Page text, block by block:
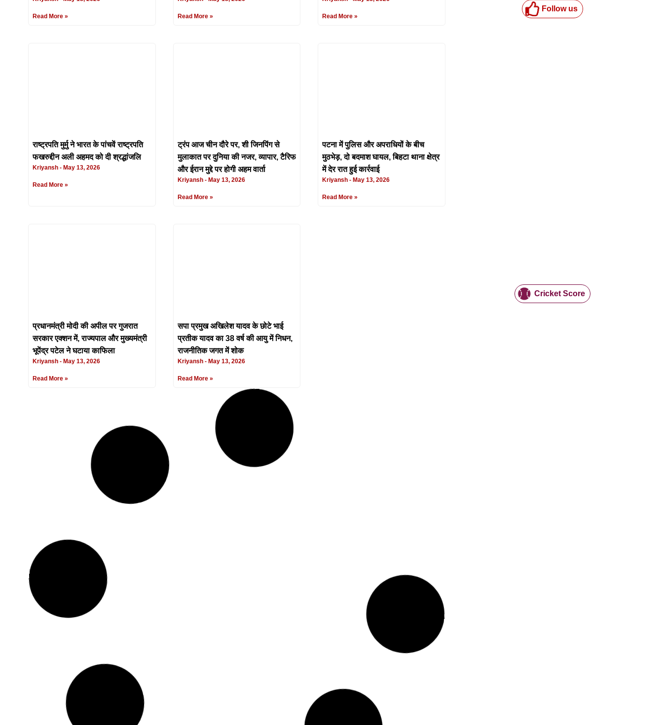
Read More » Read More » Read More »
राष्ट्रपति मुर्मु ने भारत के पांचवें राष्ट्रपति
फखरुद्दीन अली अहमद को दी श्रद्धांजलि
Kriyansh May 13, 2026
Read More »
ट्रंप आज चीन दौरे पर, शी जिनपिंग से
मुलाकात पर दुनिया की नजर, व्यापार, टैरिफ
और ईरान मुद्दे पर होगी अहम वार्ता
Kriyansh May 13, 2026
Read More »
पटना में पुलिस और अपराधियों के बीच
मुठभेड़, दो बदमाश घायल, बिहटा थाना क्षेत्र
में देर रात हुई कार्रवाई
Kriyansh May 13, 2026
Read More »
प्रधानमंत्री मोदी की अपील पर गुजरात
सरकार एक्शन में, राज्यपाल और मुख्यमंत्री
भूपेंद्र पटेल ने घटाया काफिला
Kriyansh May 13, 2026
Read More »
सपा प्रमुख अखिलेश यादव के छोटे भाई
प्रतीक यादव का 38 वर्ष की आयु में निधन,
राजनीतिक जगत में शोक
Kriyansh May 13, 2026
Read More »
Follow us
Cricket Score